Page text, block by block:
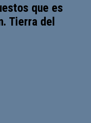
que es
Tierra del